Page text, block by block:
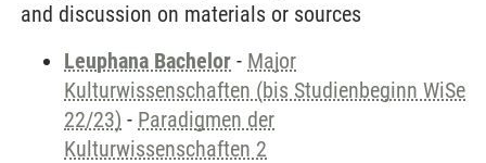
and discussion on materials or sources
Leuphana Bachelor - Major
Kulturwissenschaften (bis Studienbeginn WiSe
22/23) - Paradigmen der
Kulturwissenschaften 2